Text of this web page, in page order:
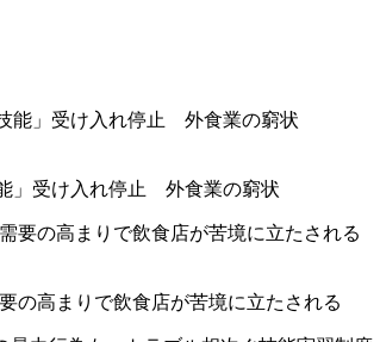
」受け入れ停止 外食業の窮状
の高まりで飲食店が苦境に立たされる